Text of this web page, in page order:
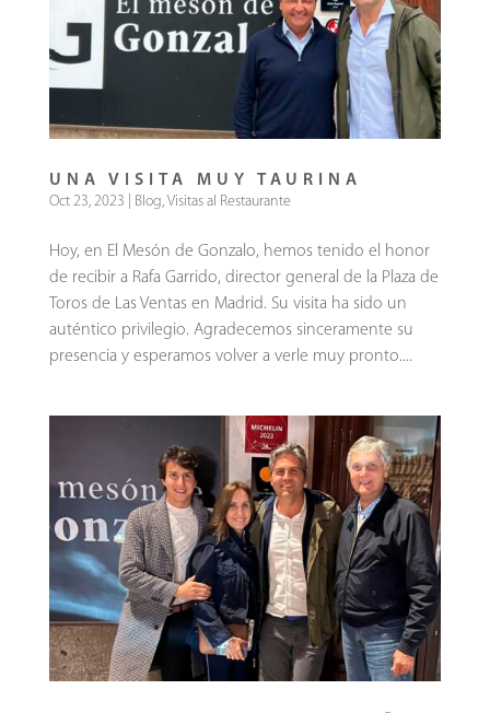
UNA VISITA MUY TAURINA
Oct 23, 2023 Blog, Visitas al Restaurante
Hoy, en El Mesón de Gonzalo, hemos tenido el honor
de recibir a Rafa Garrido, director general de la Plaza de
Toros de Las Ventas en Madrid. Su visita ha sido un
auténtico privilegio. Agradecemos sinceramente su
presencia y esperamos volver a verle muy pronto....